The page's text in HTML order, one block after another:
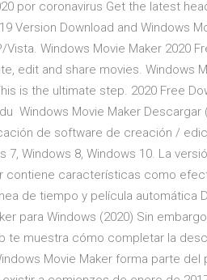
por coronavirus Get the latest
Version Download and Windows
Windows Movie Maker 2020
edit and share movies. Windows
is the ultimate step. 2020 Free
Windows Movie Maker Descargar
de software de creación /
Windows 8, Windows 10. La
contiene características como
de tiempo y película automática
para Windows (2020) Sin
te muestra cómo completar la
Movie Maker forma parte